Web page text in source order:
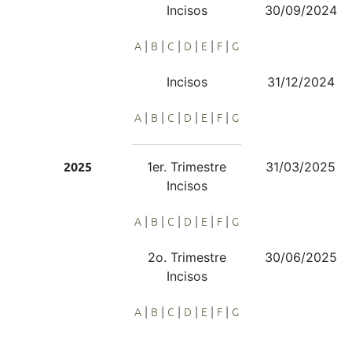
Incisos
A | B | C | D | E | F | G
30/09/2024
Incisos
A | B | C | D | E | F | G
31/12/2024
2025
1er. Trimestre
Incisos
A | B | C | D | E | F | G
31/03/2025
2o. Trimestre
Incisos
A | B | C | D | E | F | G
30/06/2025